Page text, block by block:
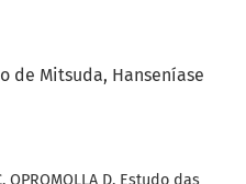
de Mitsuda Hanseníase